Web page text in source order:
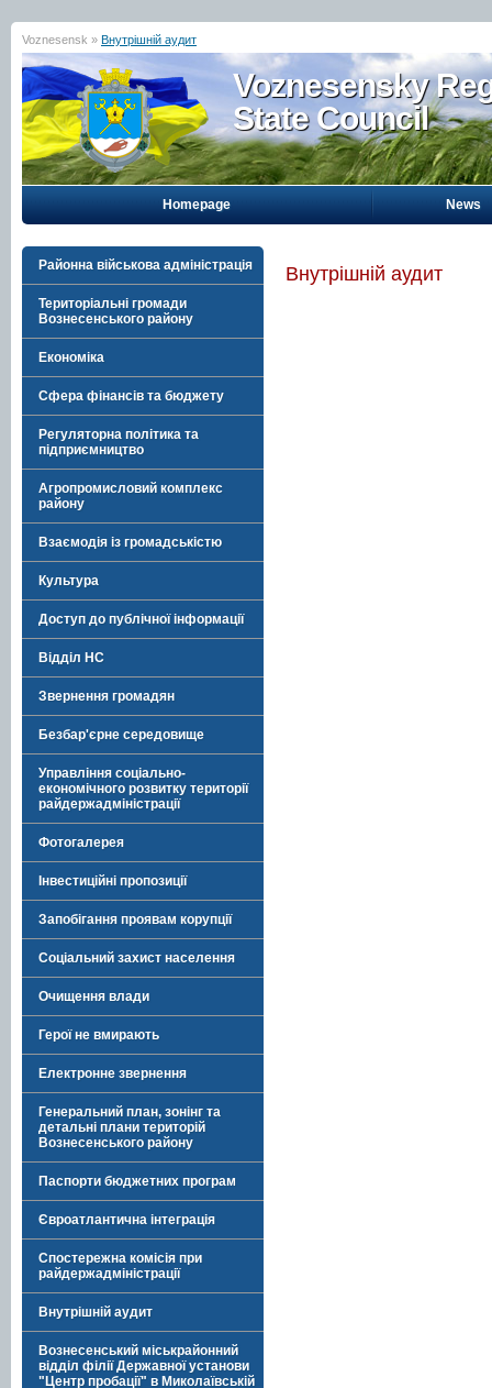
Voznesensk » Внутрішній аудит
Voznesensky
State Council
Homepage News
Районна військова адміністрація
Територіальні громади
Вознесенського району
Економіка
Сфера фінансів та бюджету
Регуляторна політика та
підприємництво
Агропромисловий комплекс
району
Взаємодія із громадськістю
Культура
Доступ до публічної інформації
Відділ НС
Звернення громадян
Безбар'єрне середовище
Управління соціально-
економічного розвитку території
райдержадміністрації
Фотогалерея
Інвестиційні пропозиції
Запобігання проявам корупції
Соціальний захист населення
Очищення влади
Герої не вмирають
Електронне звернення
Генеральний план, зонінг та
детальні плани територій
Вознесенського району
Паспорти бюджетних програм
Євроатлантична інтеграція
Спостережна комісія при
райдержадміністрації
Внутрішній аудит
Вознесенський міськрайонний
відділ філії Державної установи
"Центр пробації" в Миколаївській
Внутрішній аудит